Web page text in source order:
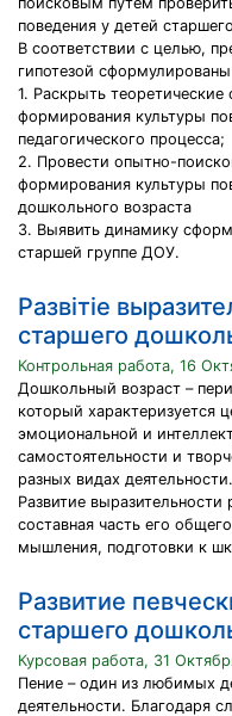
поведения у детей
В соответствии с целью,
гипотезой
1. Раскрыть теоретические
формирования культуры
педагогического процесса;
2. Провести опытно-
формирования культуры
дошкольного возраста
3. Выявить динамику
старшей группе ДОУ.
Развітіе
старшего
Контрольная работа, 16
Дошкольный возраст –
который характеризуется
эмоциональной и
самостоятельности и
разных видах деятельности.
Развитие
составная часть его
мышления, подготовки к
Развитие
старшего
Курсовая работа, 31
Пение – один из любимых
деятельности. Благодаря